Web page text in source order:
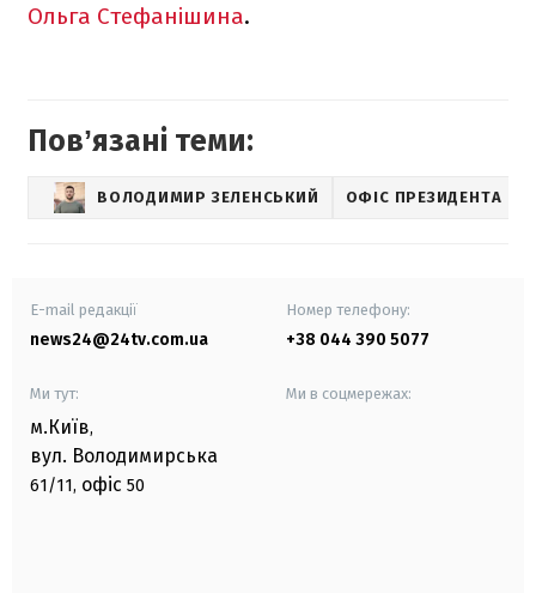
Ольга Стефанішина.
Повʼязані теми:
ВОЛОДИМИР ЗЕЛЕНСЬКИЙ ОФІС ПРЕЗИДЕНТА
E-mail редакції
news24@24tv.com.ua
Номер телефону:
+38 044 390 5077
Ми тут:
м.Київ,
вул. Володимирська
61/11, офіс 50
Ми в соцмережах: